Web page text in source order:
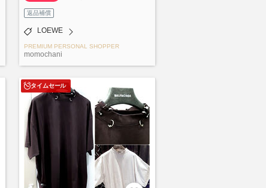
返品補償
LOEWE
PREMIUM PERSONAL SHOPPER
momochani
タイムセール